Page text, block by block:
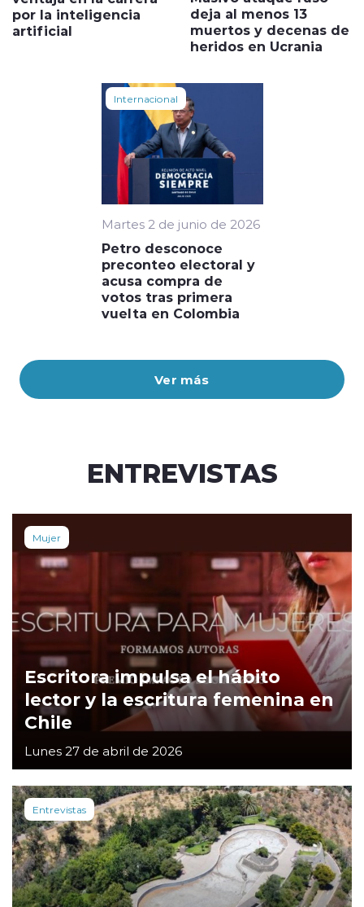
Ver más
por la inteligencia
artificial
deja al menos 13
muertos y decenas de
heridos en Ucrania
Internacional
Martes 2 de junio de 2026
Petro desconoce
preconteo electoral y
acusa compra de
votos tras primera
vuelta en Colombia
ENTREVISTAS
Mujer
Escritora impulsa el hábito
lector y la escritura femenina en
Chile
Lunes 27 de abril de 2026
Entrevistas